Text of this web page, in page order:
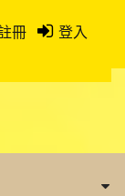
冊 登入